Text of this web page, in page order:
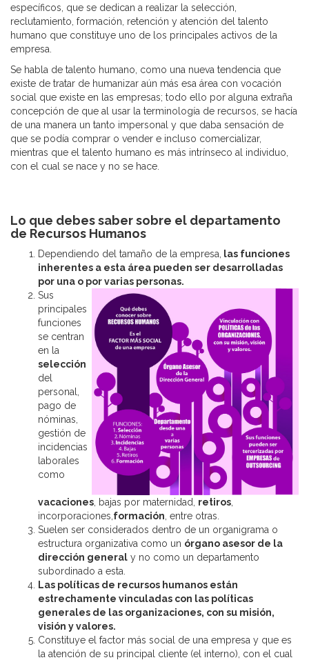
específicos, que se dedican a realizar la selección,
reclutamiento, formación, retención y atención del talento
humano que constituye uno de los principales activos de la
empresa.
Se habla de talento humano, como una nueva tendencia que
existe de tratar de humanizar aún más esa área con vocación
social que existe en las empresas; todo ello por alguna extraña
concepción de que al usar la terminología de recursos, se hacía
de una manera un tanto impersonal y que daba sensación de
que se podía comprar o vender e incluso comercializar,
mientras que el talento humano es más intrínseco al individuo,
con el cual se nace y no se hace.
Lo que debes saber sobre el departamento
de Recursos Humanos
Dependiendo del tamaño de la empresa,
las funciones
inherentes a esta área pueden ser desarrolladas
por una o por varias personas.
Sus
principales
funciones
se centran
en la
selección
del
personal,
pago de
nóminas,
gestión de
incidencias
laborales
como
vacaciones , bajas por maternidad, retiros
incorporaciones, formación , entre otras.
Suelen ser considerados dentro de un organigrama o
estructura organizativa como un órgano asesor de la
dirección general y no como un departamento
subordinado a esta.
Las políticas de recursos humanos están
estrechamente vinculadas con las políticas
generales de las organizaciones, con su misión,
visión y valores.
Constituye el factor más social de una empresa y que es
la atención de su principal cliente (el interno), con el cual